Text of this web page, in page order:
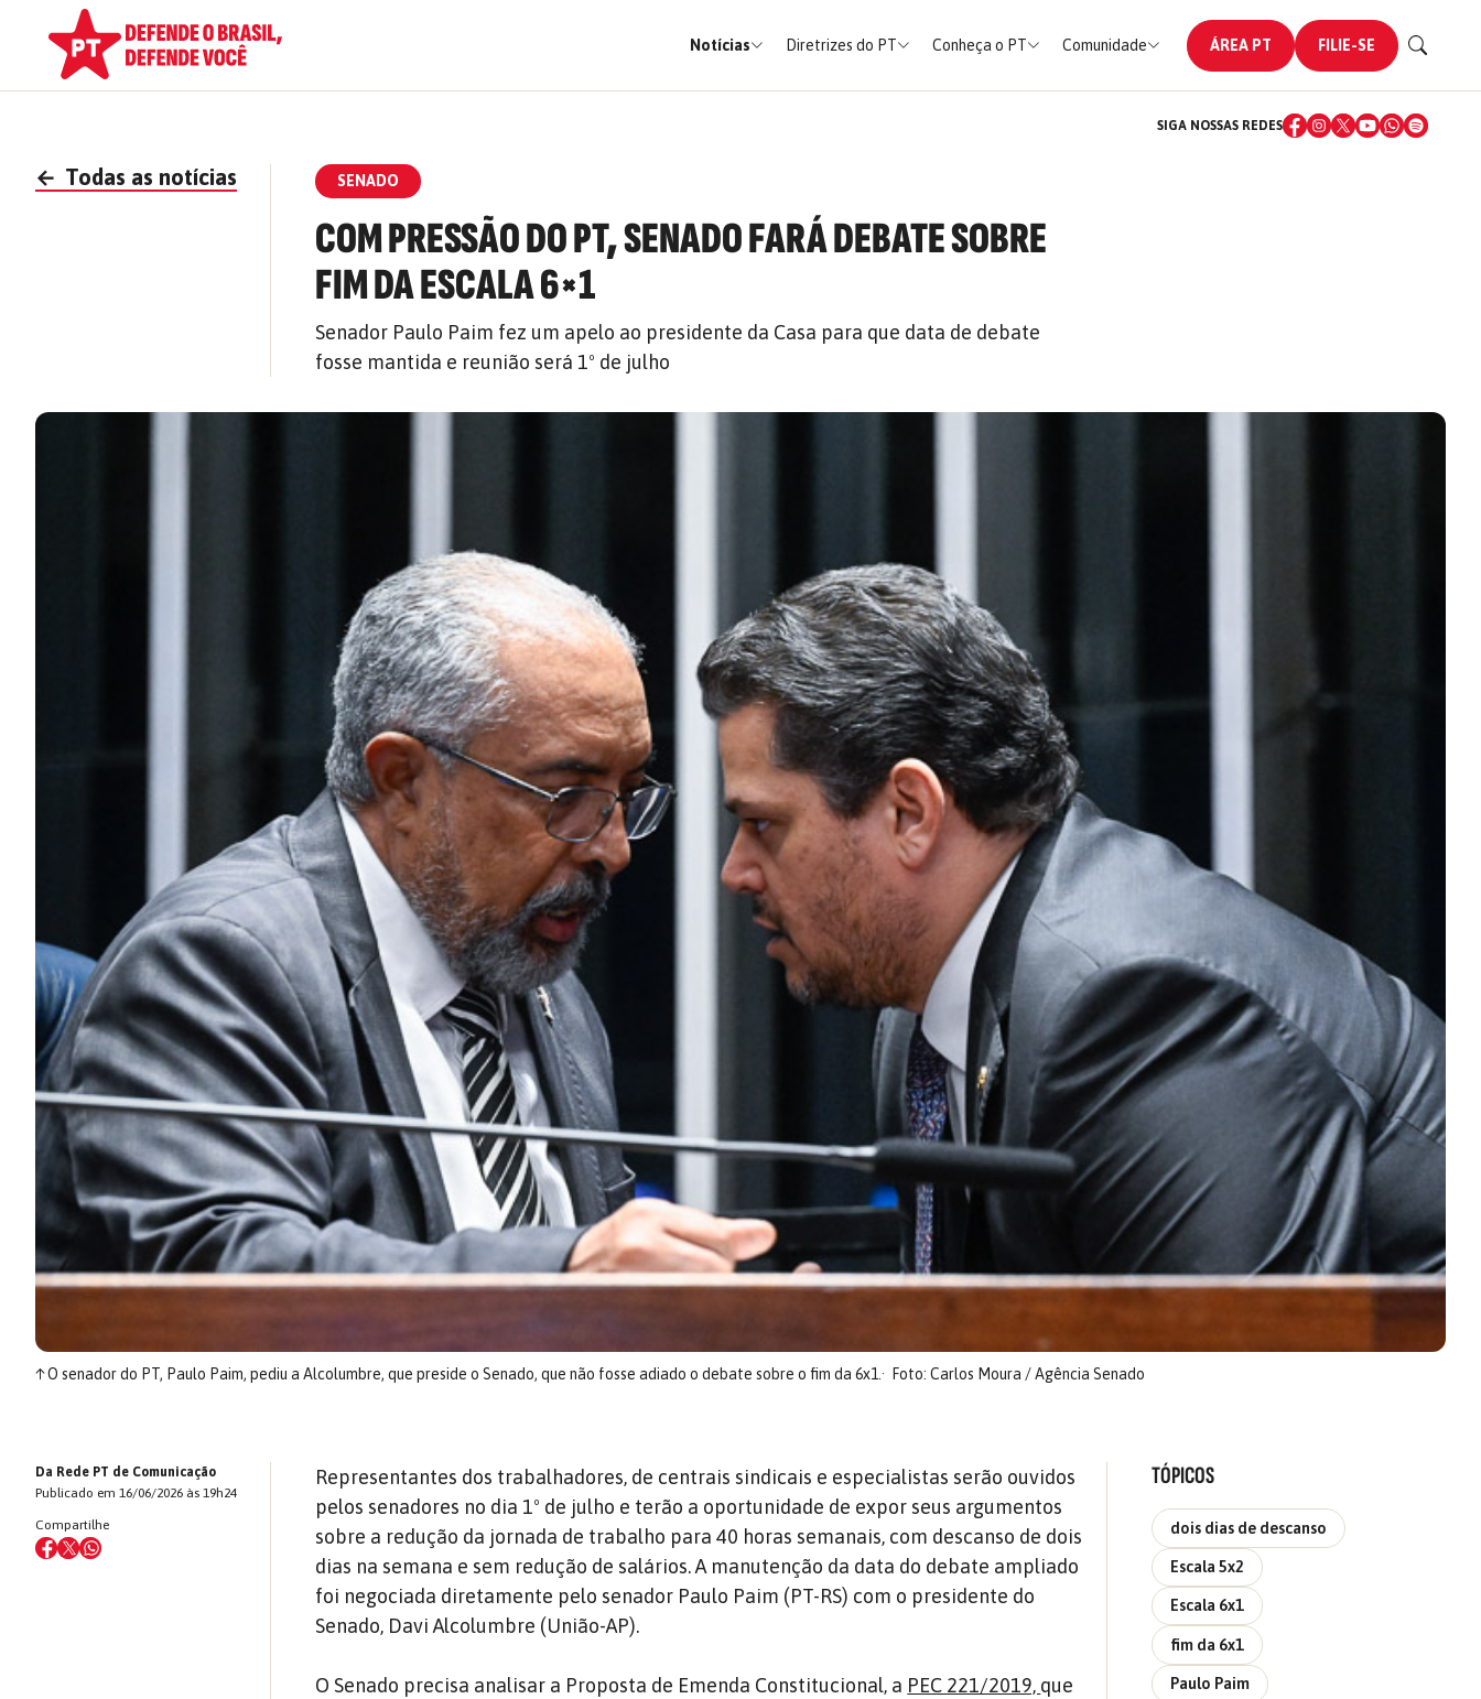
Notícias Diretrizes do PT Conheça o PT Comunidade ÁREA PT FILIE-SE
SIGA NOSSAS REDES
← Todas as notícias SENADO
COM PRESSÃO DO PT, SENADO FARÁ DEBATE SOBRE
FIM DA ESCALA 6×1
Senador Paulo Paim fez um apelo ao presidente da Casa para que data de debate
fosse mantida e reunião será 1º de julho
↑O senador do PT, Paulo Paim, pediu a Alcolumbre, que preside o Senado, que não fosse adiado o debate sobre o fim da 6x1. Foto: Carlos Moura / Agência Senado
Da Rede PT de Comunicação
Publicado em 16/06/2026 às 19h24
Compartilhe
Representantes dos trabalhadores, de centrais sindicais e especialistas serão ouvidos
pelos senadores no dia 1º de julho e terão a oportunidade de expor seus argumentos
sobre a redução da jornada de trabalho para 40 horas semanais, com descanso de dois
dias na semana e sem redução de salários. A manutenção da data do debate ampliado
foi negociada diretamente pelo senador Paulo Paim (PT-RS) com o presidente do
Senado, Davi Alcolumbre (União-AP).
O Senado precisa analisar a Proposta de Emenda Constitucional, a PEC 221/2019, que
TÓPICOS
dois dias de descanso
Escala 5x2
Escala 6x1
fim da 6x1
Paulo Paim